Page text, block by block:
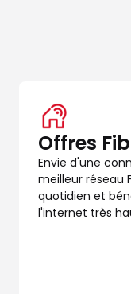
vous
Offres
Envie d'une
meilleur réseau
quotidien et
l'internet très